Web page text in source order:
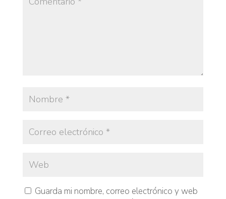
Guarda mi nombre, correo electrónico y web